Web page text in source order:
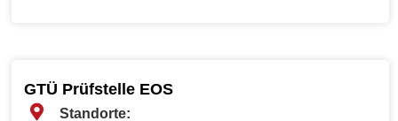
GTÜ Prüfstelle EOS
Standorte: